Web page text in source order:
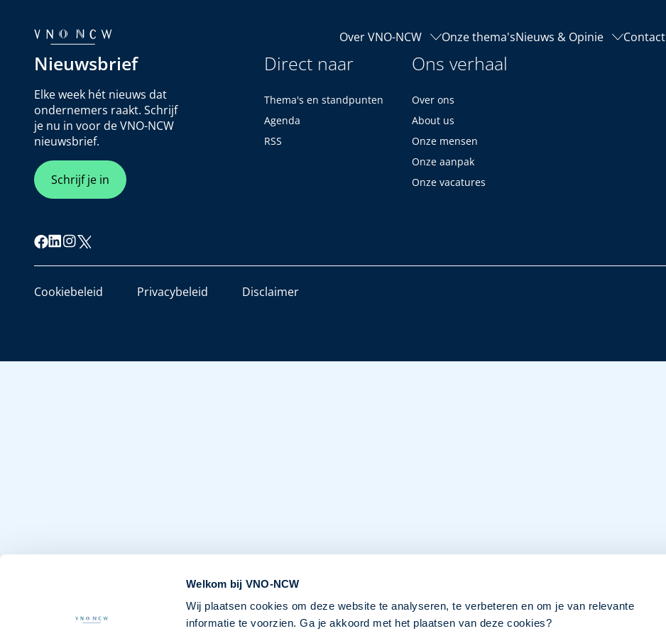
Welkom bij VNO-NCW
Wij plaatsen cookies om deze website te analyseren, te verbeteren en om je van relevante
informatie te voorzien. Ga je akkoord met het plaatsen van deze cookies?
Over VNO-NCW Onze thema'sNieuws & Opinie Contact
Nieuwsbrief
Elke week hét nieuws dat
ondernemers raakt. Schrijf
je nu in voor de VNO-NCW
nieuwsbrief.
Schrijf je in
Direct naar
Thema's en standpunten
Agenda
RSS
Ons verhaal
Over ons
About us
Onze mensen
Onze aanpak
Onze vacatures
Cookiebeleid Privacybeleid Disclaimer